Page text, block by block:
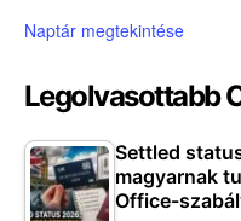
Naptár megtekintése
Legolvasottabb
Settled
magyarnak
Office-